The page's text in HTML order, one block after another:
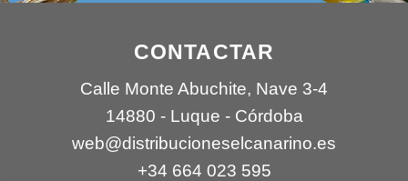
CONTACTAR
Calle Monte Abuchite, Nave 3-4
14880 - Luque - Córdoba
web@distribucioneselcanarino.es
+34 664 023 595